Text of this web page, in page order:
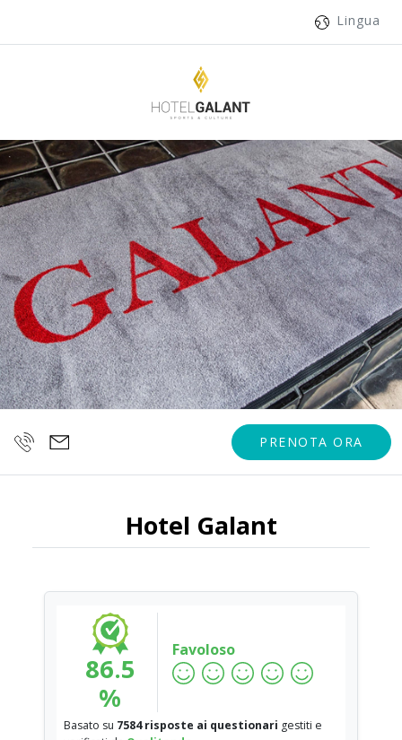
Lingua
PRENOTA ORA
Hotel Galant
86.5
%
Favoloso
Basato su 7584 risposte ai questionari gestiti e